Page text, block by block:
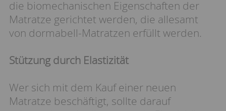
die biomechanischen Eigenschaften der
Matratze gerichtet werden, die allesamt
von dormabell-Matratzen erfüllt werden.
Stützung durch Elastizität
Wer sich mit dem Kauf einer neuen
Matratze beschäftigt, sollte darauf